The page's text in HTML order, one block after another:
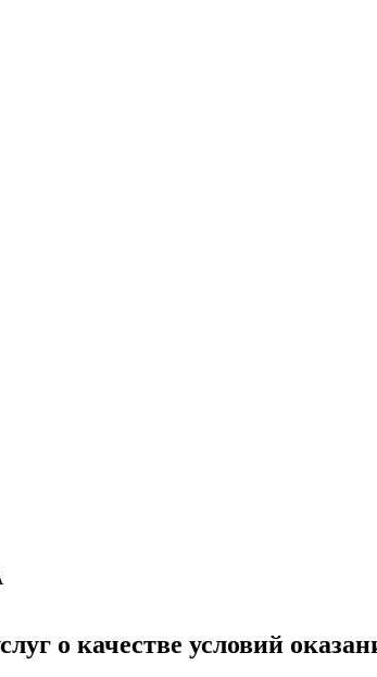
о качестве условий